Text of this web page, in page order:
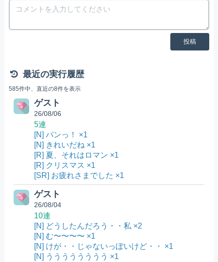
投稿
最近の実行履歴
585件中、直近の8件を表示
ゲスト
26/08/06
5連
[N] パンっ！ ×1
[N] きれいだね ×1
[R] 夏、それはロマン ×1
[R] クリスマス ×1
[SR] お疲れさまでした ×1
ゲスト
26/08/04
10連
[N] どうしたんだろう・・私 ×2
[N] む〜〜〜〜 ×1
[N] けが・・じゃないっぽいけど・・ ×1
[N] うううううううう ×1